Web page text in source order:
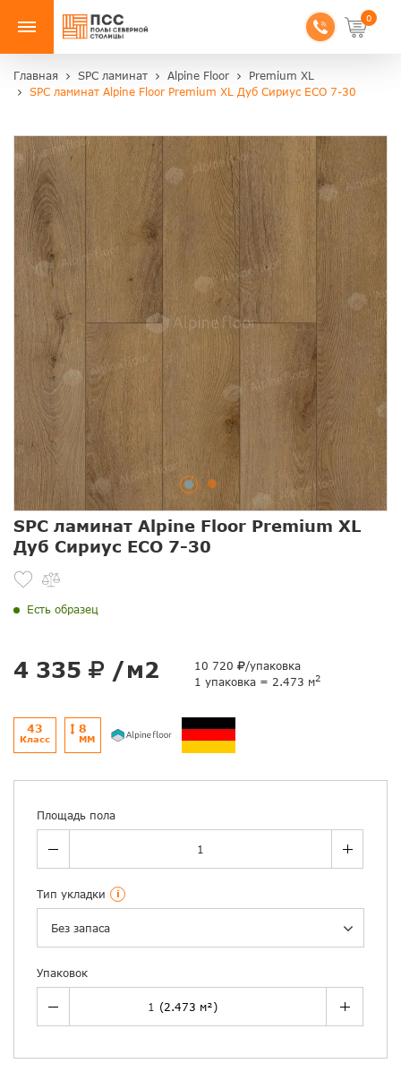
0
Главная SPC ламинат Alpine Floor
Premium XL
SPC ламинат Alpine Floor Premium XL Дуб Сириус ЕСО 7-30
SPC ламинат Alpine Floor Premium XL
Дуб Сириус ЕСО 7-30
Есть образец
4 335 /м2 10 720
/упаковка
1 упаковка = 2.473 м2
43
Класс
8
ММ
Площадь пола
Тип укладки i
Без запаса
Упаковок